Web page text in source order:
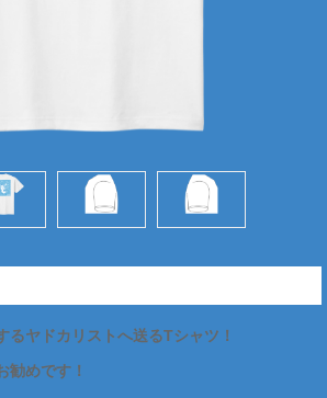
るヤドカリストへ送るTシャツ！
めです！